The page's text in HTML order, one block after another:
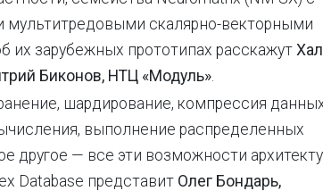
мультитредовыми скалярно-векторными
их зарубежных прототипах расскажут
Биконов, НТЦ «Модуль».
шардирование, компрессия
выполнение распределенных
другое — все эти возможности
Database представит Олег Бондарь,